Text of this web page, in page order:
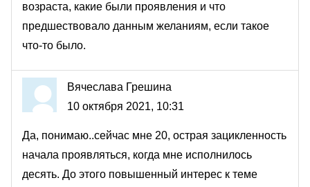
возраста, какие были проявления и что
предшествовало данным желаниям, если такое
что-то было.
Вячеслава Грешина
10 октября 2021, 10:31
Да, понимаю..сейчас мне 20, острая зацикленность
начала проявляться, когда мне исполнилось
десять. До этого повышенный интерес к теме